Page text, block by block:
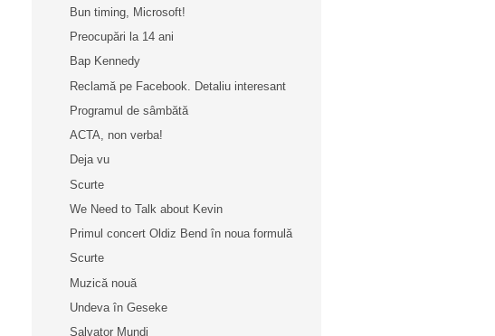
Bun timing, Microsoft!
Preocupări la 14 ani
Bap Kennedy
Reclamă pe Facebook. Detaliu interesant
Programul de sâmbătă
ACTA, non verba!
Deja vu
Scurte
We Need to Talk about Kevin
Primul concert Oldiz Bend în noua formulă
Scurte
Muzică nouă
Undeva în Geseke
Salvator Mundi